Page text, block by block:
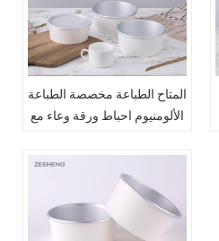
المتاح الطباعة مخصصة الطباعة
الألومنيوم احباط ورقة وعاء مع